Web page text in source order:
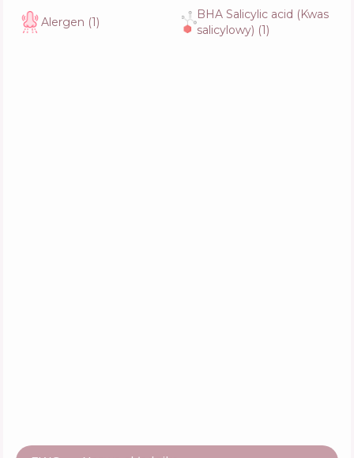
54
Alergen (1)
BHA Salicylic acid (Kwas
salicylowy) (1)